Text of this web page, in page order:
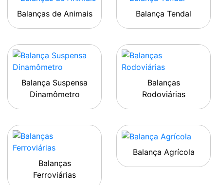
Balanças de Animais Balança Tendal
Balança Suspensa
Dinamômetro
Balanças
Rodoviárias
Balanças
Ferroviárias
Balança Agrícola